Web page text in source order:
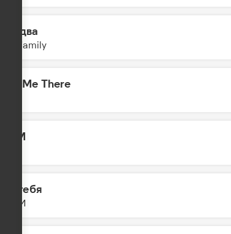
Раз, два
5sta Family
Take Me There
SWIM
Без тебя
НайдИ